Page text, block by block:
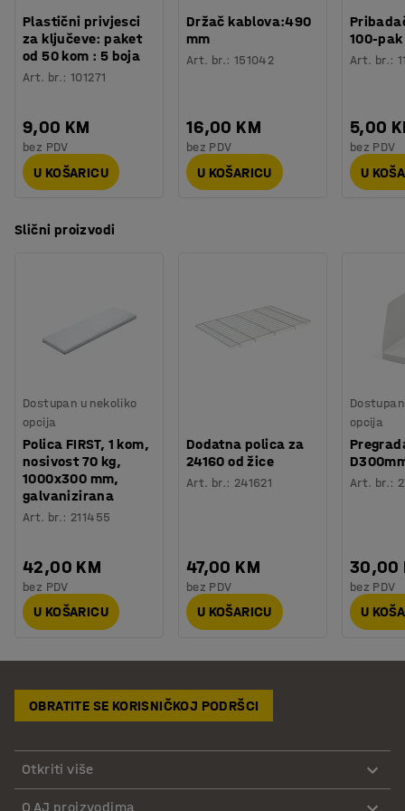
Plastični privjesci
za ključeve: paket
od 50 kom : 5 boja
Art. br.:101271
9,00 KM
bez PDV
U KOŠARICU
Držač kablova:490
mm
Art. br.: 151042
16,00 KM
bez PDV
U KOŠARICU
100-pak
Art. br.:
5,00
bez PDV
U
Slični proizvodi
Dostupan u nekoliko
opcija
Polica FIRST, 1 kom,
nosivost 70 kg,
1000x300 mm,
galvanizirana
Art. br.: 211455
42,00 KM
bez PDV
U KOŠARICU
Dodatna polica za
24160 od žice
Art. br.: 241621
47,00 KM
bez PDV
U KOŠARICU
opcija
Art. br.:
30,00
bez PDV
U
OBRATITE SE KORISNIČKOJ PODRŠCI
Otkriti više
O AJ proizvodima